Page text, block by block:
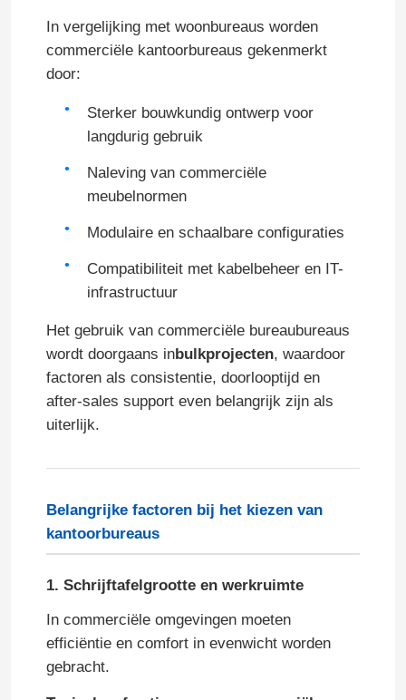
Thuis
In vergelijking met woonbureaus worden
commerciële kantoorbureaus gekenmerkt
door:
Sterker bouwkundig ontwerp voor
langdurig gebruik
Naleving van commerciële
meubelnormen
Modulaire en schaalbare configuraties
Compatibiliteit met kabelbeheer en IT-
infrastructuur
Het gebruik van commerciële bureaubureaus
wordt doorgaans inbulkprojecten, waardoor
factoren als consistentie, doorlooptijd en
after-sales support even belangrijk zijn als
uiterlijk.
Belangrijke factoren bij het kiezen van
kantoorbureaus
1. Schrijftafelgrootte en werkruimte
In commerciële omgevingen moeten
efficiëntie en comfort in evenwicht worden
gebracht.